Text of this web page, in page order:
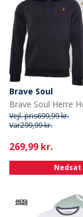
Brave Soul
Vejl. pris699,99 kr.
Var299,99 kr.
Current
269,99 kr.
Nedsat